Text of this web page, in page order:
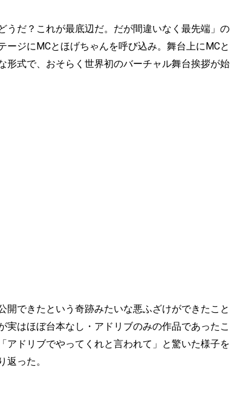
うだ？これが最底辺だ。だが間違いなく最先端」の
ジにMCとほげちゃんを呼び込み。舞台上にMCと
形式で、おそらく世界初のバーチャル舞台挨拶が始
できたという奇跡みたいな悪ふざけができたこと
はほぼ台本なし・アドリブのみの作品であったこ
アドリブでやってくれと言われて」と驚いた様子を
った。